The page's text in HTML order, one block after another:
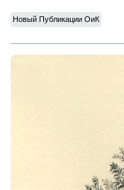
Ηовый Публикации ОиК